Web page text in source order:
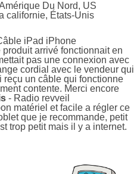
Du Nord, US
californie, États-Unis
iPad iPhone
arrivé fonctionnait en
pas une connexion avec
cordial avec le vendeur qui
reçu un câble qui fonctionne
contente. Merci encore
- Radio revveil
matériel et facile a régler ce
que je recommande, petit
trop petit mais il y a internet.